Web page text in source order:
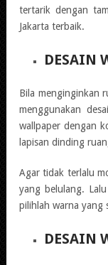
tertarik dengan
Jakarta terbaik.
DESAIN
Bila menginginkan
menggunakan
wallpaper dengan
lapisan dinding
Agar tidak terlalu
yang belulang.
pilihlah warna yang
DESAIN